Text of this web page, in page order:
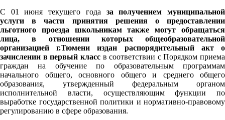
С 01 июня текущего года за получением муниципальной
услуги в части принятия решения о предоставлении
льготного проезда школьникам также могут обращаться
лица, в отношении которых общеобразовательной
организацией г.Тюмени издан распорядительный акт о
зачислении в первый классв соответствии с Порядком приема
граждан на обучение по образовательным программам
начального общего, основного общего и среднего общего
образования, утвержденный федеральным органом
исполнительной власти, осуществляющим функции по
выработке государственной политики и нормативно-правовому
регулированию в сфере образования.